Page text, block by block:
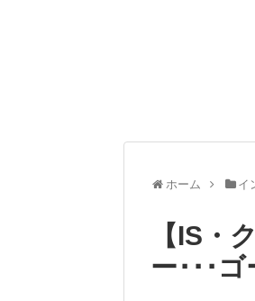
ホーム イ
【IS・
ー･･･ゴ